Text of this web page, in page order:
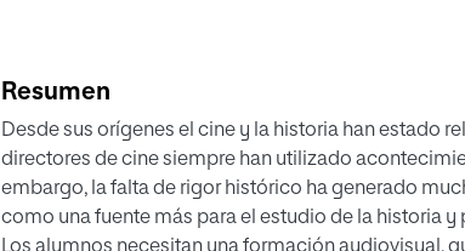
Resumen
Desde sus orígenes el cine y la historia han estado
directores de cine siempre han utilizado
embargo, la falta de rigor histórico ha generado
como una fuente más para el estudio de la historia